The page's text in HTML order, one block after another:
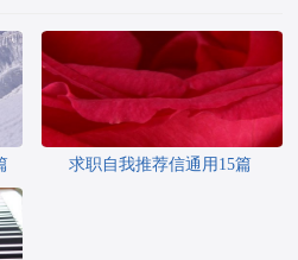
求职自我推荐信通用15篇